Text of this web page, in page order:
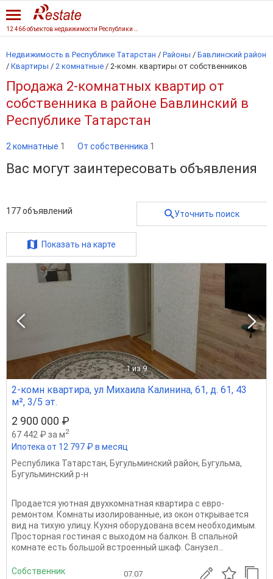
Недвижимость в Республике Татарстан / Районы / Бавлинский район
/ Квартиры / 2 комнатные / 2-комн. квартиры от собственников
Продажа 2-комнатных квартир от
собственника в районе Бавлинский в
Республике Татарстан
2 комнатные 1 От собственника 1
Вас могут заинтересовать объявления
177объявлений Уточнить поиск
Показать на карте
1 из 9
2-комн квартира, ул Михаила Калинина, 61, д. 61, 43
м², 3/5 эт.
2 900 000 ₽
67 442 ₽ за м2
Ипотека от 12 797 ₽ в месяц
Республика Татарстан, Бугульминский район, Бугульма,
Бугульминский р-н
Продается уютная двухкомнатная квартира с евро-
ремонтом. Комнаты изолированные, из окон открывается
вид на тихую улицу. Кухня оборудована всем необходимым.
Просторная гостиная с выходом на балкон. В спальной
комнате есть большой встроенный шкаф. Санузел...
Собственник 07.07